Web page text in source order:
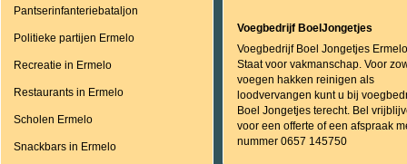
Pantserinfanteriebataljon
Politieke partijen Ermelo
Recreatie in Ermelo
Restaurants in Ermelo
Scholen Ermelo
Snackbars in Ermelo
Voegbedrijf BoelJongetjes
Voegbedrijf Boel Jongetjes
Staat voor vakmanschap. Voor
voegen hakken reinigen als
loodvervangen kunt u bij
Boel Jongetjes terecht. Bel
voor een offerte of een afspraak
nummer 0657 145750